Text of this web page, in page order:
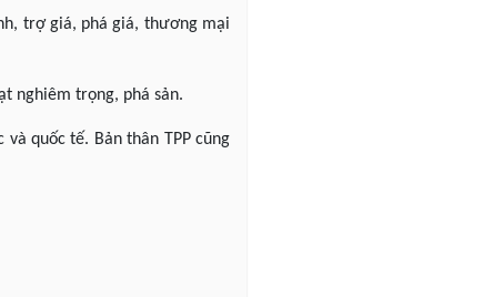
trợ giá, phá giá, thương mại
nghiêm trọng, phá sản.
quốc tế. Bản thân TPP cũng